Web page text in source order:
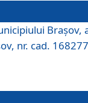
Braşov,
nr. cad.